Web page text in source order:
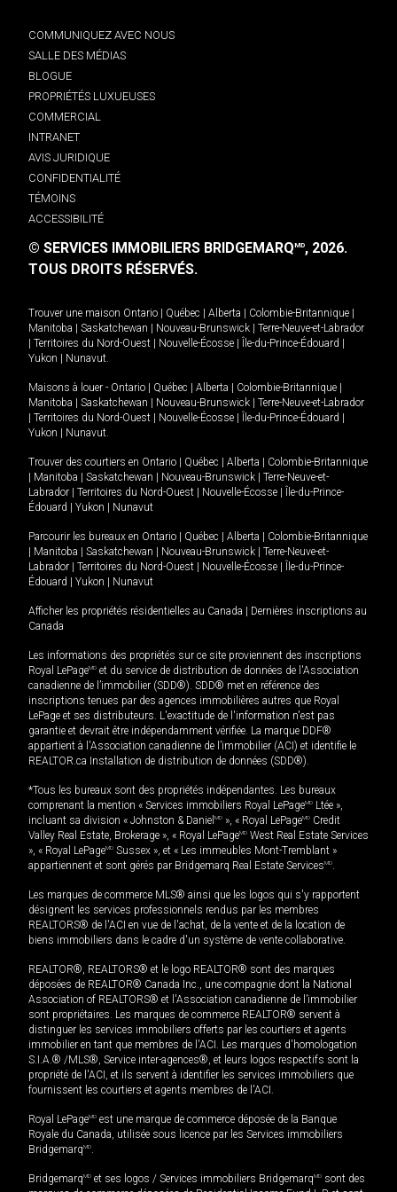
COMMUNIQUEZ AVEC NOUS
SALLE DES MÉDIAS
BLOGUE
PROPRIÉTÉS LUXUEUSES
COMMERCIAL
INTRANET
AVIS JURIDIQUE
CONFIDENTIALITÉ
TÉMOINS
ACCESSIBILITÉ
© SERVICES IMMOBILIERS BRIDGEMARQMD, 2026.
TOUS DROITS RÉSERVÉS.
Trouver une maison Ontario Québec Alberta Colombie-Britannique
Manitoba
Saskatchewan Nouveau-Brunswick
Terre-Neuve-et-Labrador
Territoires du Nord-Ouest Nouvelle-Écosse Île-du-Prince-Édouard
Yukon
Nunavut.
Maisons à louer - Ontario Québec Alberta Colombie-Britannique
Manitoba
Saskatchewan Nouveau-Brunswick
Terre-Neuve-et-Labrador
Territoires du Nord-Ouest Nouvelle-Écosse Île-du-Prince-Édouard
Yukon
Nunavut.
Trouver des courtiers en Ontario Québec Alberta
Colombie-Britannique
Manitoba Saskatchewan Nouveau-Brunswick
Terre-Neuve-et-
Labrador
Territoires du Nord-Ouest Nouvelle-Écosse
Île-du-Prince-
Édouard
Yukon Nunavut
Parcourir les bureaux en Ontario Québec Alberta
Colombie-Britannique
Manitoba Saskatchewan Nouveau-Brunswick
Terre-Neuve-et-
Labrador
Territoires du Nord-Ouest Nouvelle-Écosse
Île-du-Prince-
Édouard
Yukon Nunavut
Afficher les propriétés résidentielles au Canada
Dernières inscriptions au
Canada
Les informations des propriétés sur ce site proviennent des inscriptions
Royal LePageMD et du service de distribution de données de l'Association
canadienne de l’immobilier (SDD®). SDD® met en référence des
inscriptions tenues par des agences immobilières autres que Royal
LePage et ses distributeurs. L'exactitude de l'information n'est pas
garantie et devrait être indépendamment vérifiée. La marque DDF®
appartient à l'Association canadienne de l’immobilier (ACI) et identifie le
REALTOR.ca Installation de distribution de données (SDD®).
*Tous les bureaux sont des propriétés indépendantes. Les bureaux
comprenant la mention « Services immobiliers Royal LePageMD Ltée »,
incluant sa division « Johnston & Daniel MD », « Royal LePageMD Credit
Valley Real Estate, Brokerage », « Royal LePageMD West Real Estate Services
», « Royal LePageMD Sussex », et « Les immeubles Mont-Tremblant »
appartiennent et sont gérés par Bridgemarq Real Estate ServicesMD.
Les marques de commerce MLS® ainsi que les logos qui s'y rapportent
désignent les services professionnels rendus par les membres
REALTORS® de l'ACI en vue de l'achat, de la vente et de la location de
biens immobiliers dans le cadre d'un système de vente collaborative.
REALTOR®, REALTORS® et le logo REALTOR® sont des marques
déposées de REALTOR® Canada Inc., une compagnie dont la National
Association of REALTORS® et l'Association canadienne de l’immobilier
sont propriétaires. Les marques de commerce REALTOR® servent à
distinguer les services immobiliers offerts par les courtiers et agents
immobilier en tant que membres de l'ACI. Les marques d'homologation
S.I.A.® /MLS®, Service inter-agences®, et leurs logos respectifs sont la
propriété de l'ACI, et ils servent à identifier les services immobiliers que
fournissent les courtiers et agents membres de l'ACI.
Royal LePageMD est une marque de commerce déposée de la Banque
Royale du Canada, utilisée sous licence par les Services immobiliers
BridgemarqMD.
BridgemarqMD et ses logos / Services immobiliers BridgemarqMD sont des